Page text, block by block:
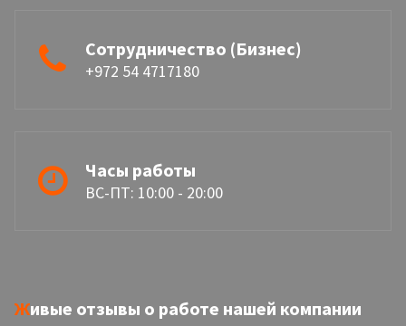
Сотрудничество (Бизнес)
+972 54 4717180
Часы работы
ВС-ПТ: 10:00 - 20:00
Живые отзывы о работе нашей компании